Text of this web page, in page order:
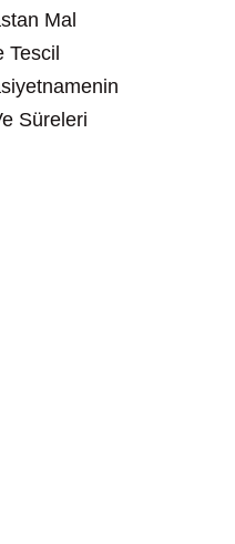
Mal
Tescil
Süreleri